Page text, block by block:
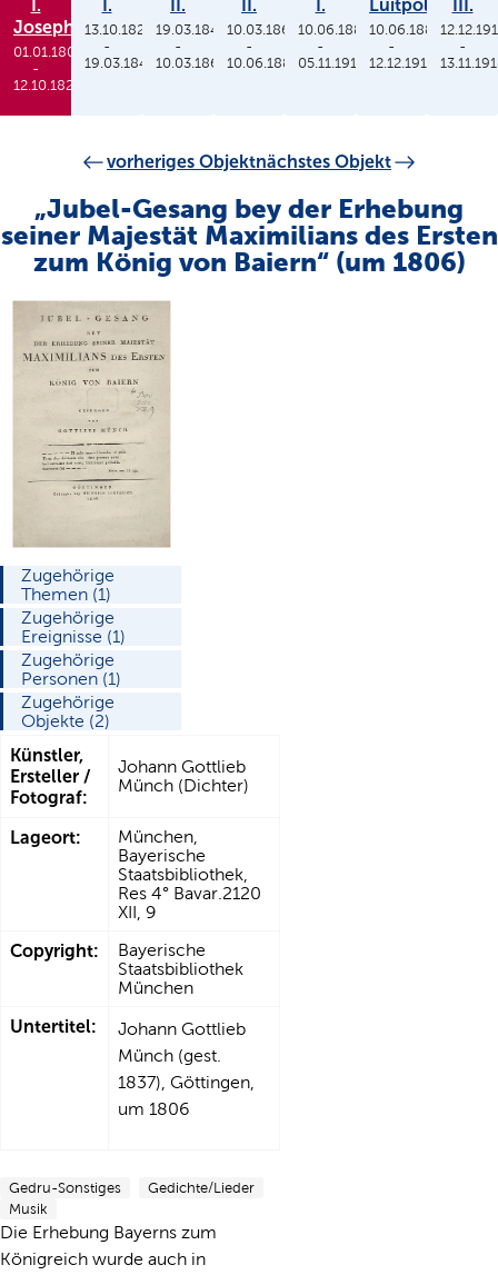
I.
Joseph
01.01.1806
-
12.10.1825
I.
13.10.1825
-
19.03.1848
II.
19.03.1848
-
10.03.1864
II.
10.03.1864
-
10.06.1886
I.
10.06.1886
-
05.11.1913
Luitpold
10.06.1886
-
12.12.1912
III.
-
vorheriges Objektnächstes Objekt
„Jubel-Gesang bey der Erhebung
seiner Majestät Maximilians des Ersten
zum König von Baiern“ (um 1806)
Zugehörige
Themen (1)
Zugehörige
Ereignisse (1)
Zugehörige
Personen (1)
Zugehörige
Objekte (2)
Künstler,
Ersteller /
Fotograf:
Johann Gottlieb
Münch (Dichter)
Lageort:
München,
Bayerische
Staatsbibliothek,
Res 4° Bavar.2120
XII, 9
Copyright:
Bayerische
Staatsbibliothek
München
Untertitel:
Johann Gottlieb
Münch (gest.
1837), Göttingen,
um 1806
Gedru-Sonstiges
Gedichte/Lieder
Musik
Die Erhebung Bayerns zum
Königreich wurde auch in